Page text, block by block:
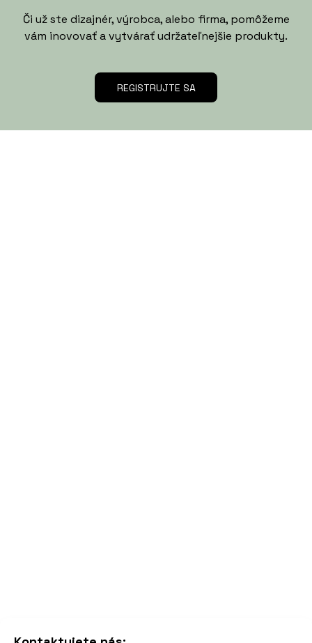
Či už ste dizajnér, výrobca, alebo firma, pomôžeme
vám inovovať a vytvárať udržateľnejšie produkty.
REGISTRUJTE SA